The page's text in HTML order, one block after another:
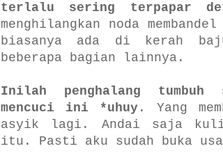
terlalu sering terpapar
menghilangkan noda
biasanya ada di kerah
beberapa bagian lainnya.
Inilah penghalang tumbuh
mencuci ini *uhuy. Yang
asyik lagi. Andai saja
itu. Pasti aku sudah buka